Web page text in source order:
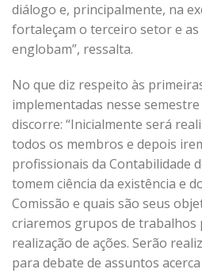
diálogo e, principalmente, na
fortaleçam o terceiro setor e as
englobam”, ressalta.
No que diz respeito às
implementadas nesse
discorre: “Inicialmente será
todos os membros e depois
profissionais da Contabilidade
tomem ciência da existência e
Comissão e quais são seus
criaremos grupos de trabalhos
realização de ações. Serão
para debate de assuntos